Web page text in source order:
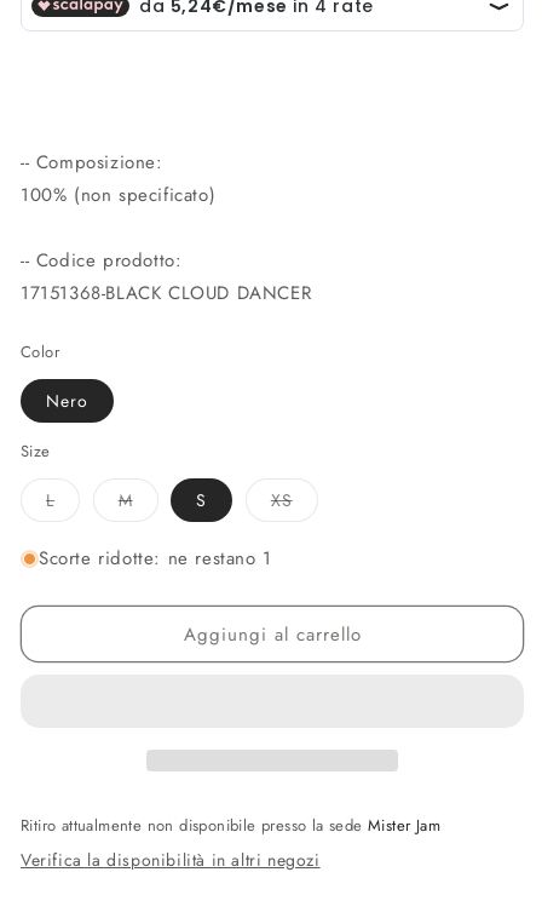
-- Composizione:
100% (non specificato)
-- Codice prodotto:
17151368-BLACK CLOUD DANCER
Color
Nero
Size
LVariante
non
disponibile
MVariante
esaurita
non
disponibile
S XSVariante
Scorte ridotte: ne restano 1
Aggiungi al carrello
Ritiro attualmente non disponibile presso la sede Mister Jam
Verifica la disponibilità in altri negozi